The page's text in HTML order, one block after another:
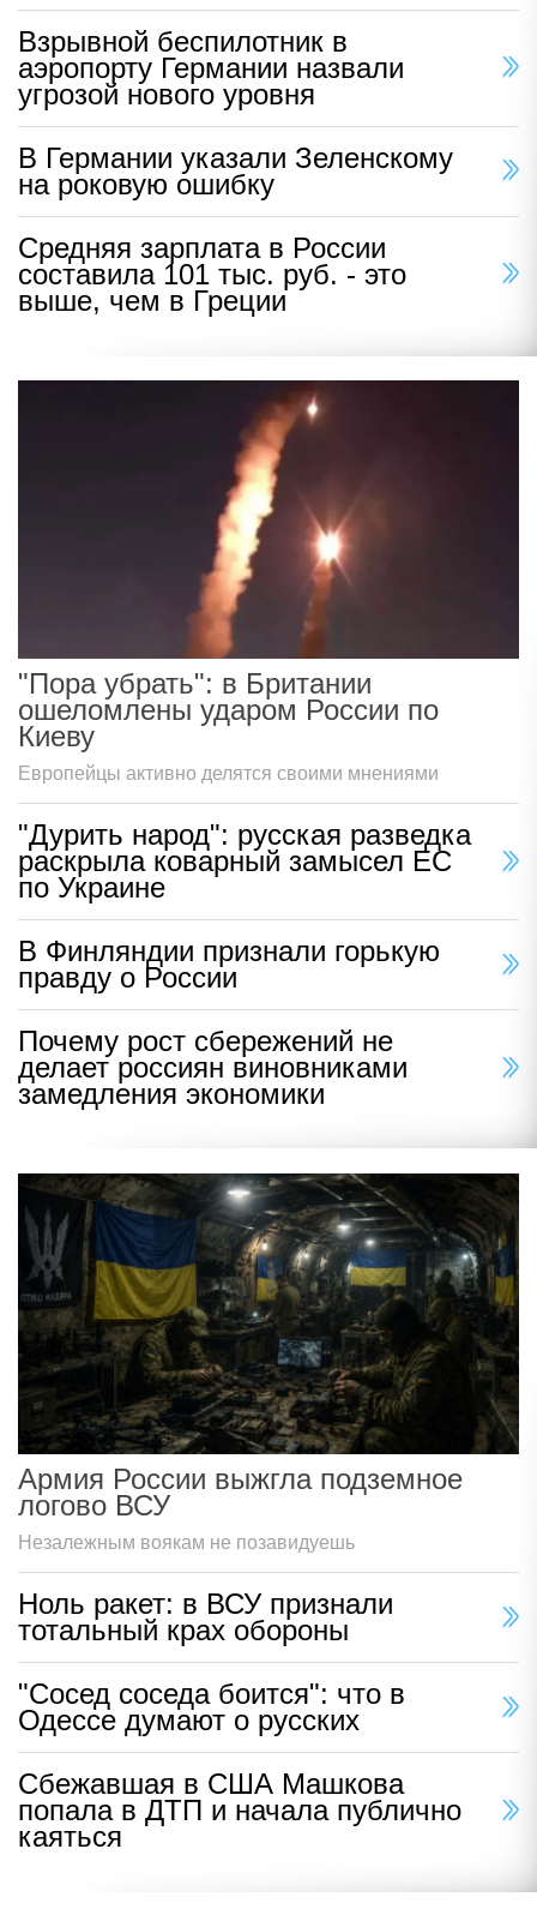
Взрывной беспилотник в
аэропорту Германии назвали
угрозой нового уровня
В Германии указали Зеленскому
на роковую ошибку
Средняя зарплата в России
составила 101 тыс. руб. - это
выше, чем в Греции
"Пора убрать": в Британии
ошеломлены ударом России по
Киеву
Европейцы активно делятся своими мнениями
"Дурить народ": русская разведка
раскрыла коварный замысел ЕС
по Украине
В Финляндии признали горькую
правду о России
Почему рост сбережений не
делает россиян виновниками
замедления экономики
Армия России выжгла подземное
логово ВСУ
Незалежным воякам не позавидуешь
Ноль ракет: в ВСУ признали
тотальный крах обороны
"Сосед соседа боится": что в
Одессе думают о русских
Сбежавшая в США Машкова
попала в ДТП и начала публично
каяться